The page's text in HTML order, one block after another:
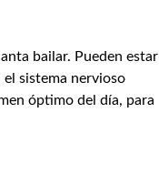
bailar. Pueden estar
sistema nervioso
óptimo del día, para